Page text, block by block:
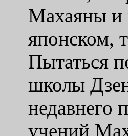
Махаяны и
японском,
Пытаться
школы
недавнего
учений